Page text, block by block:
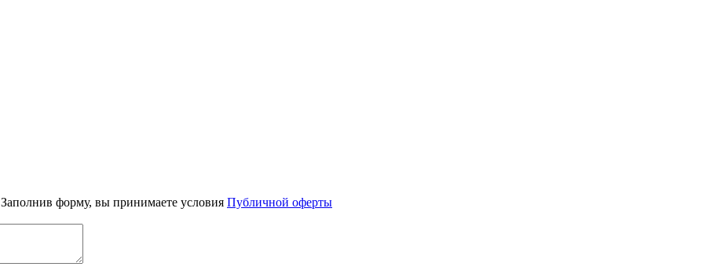
Заполнив форму, вы принимаете условия Публичной оферты